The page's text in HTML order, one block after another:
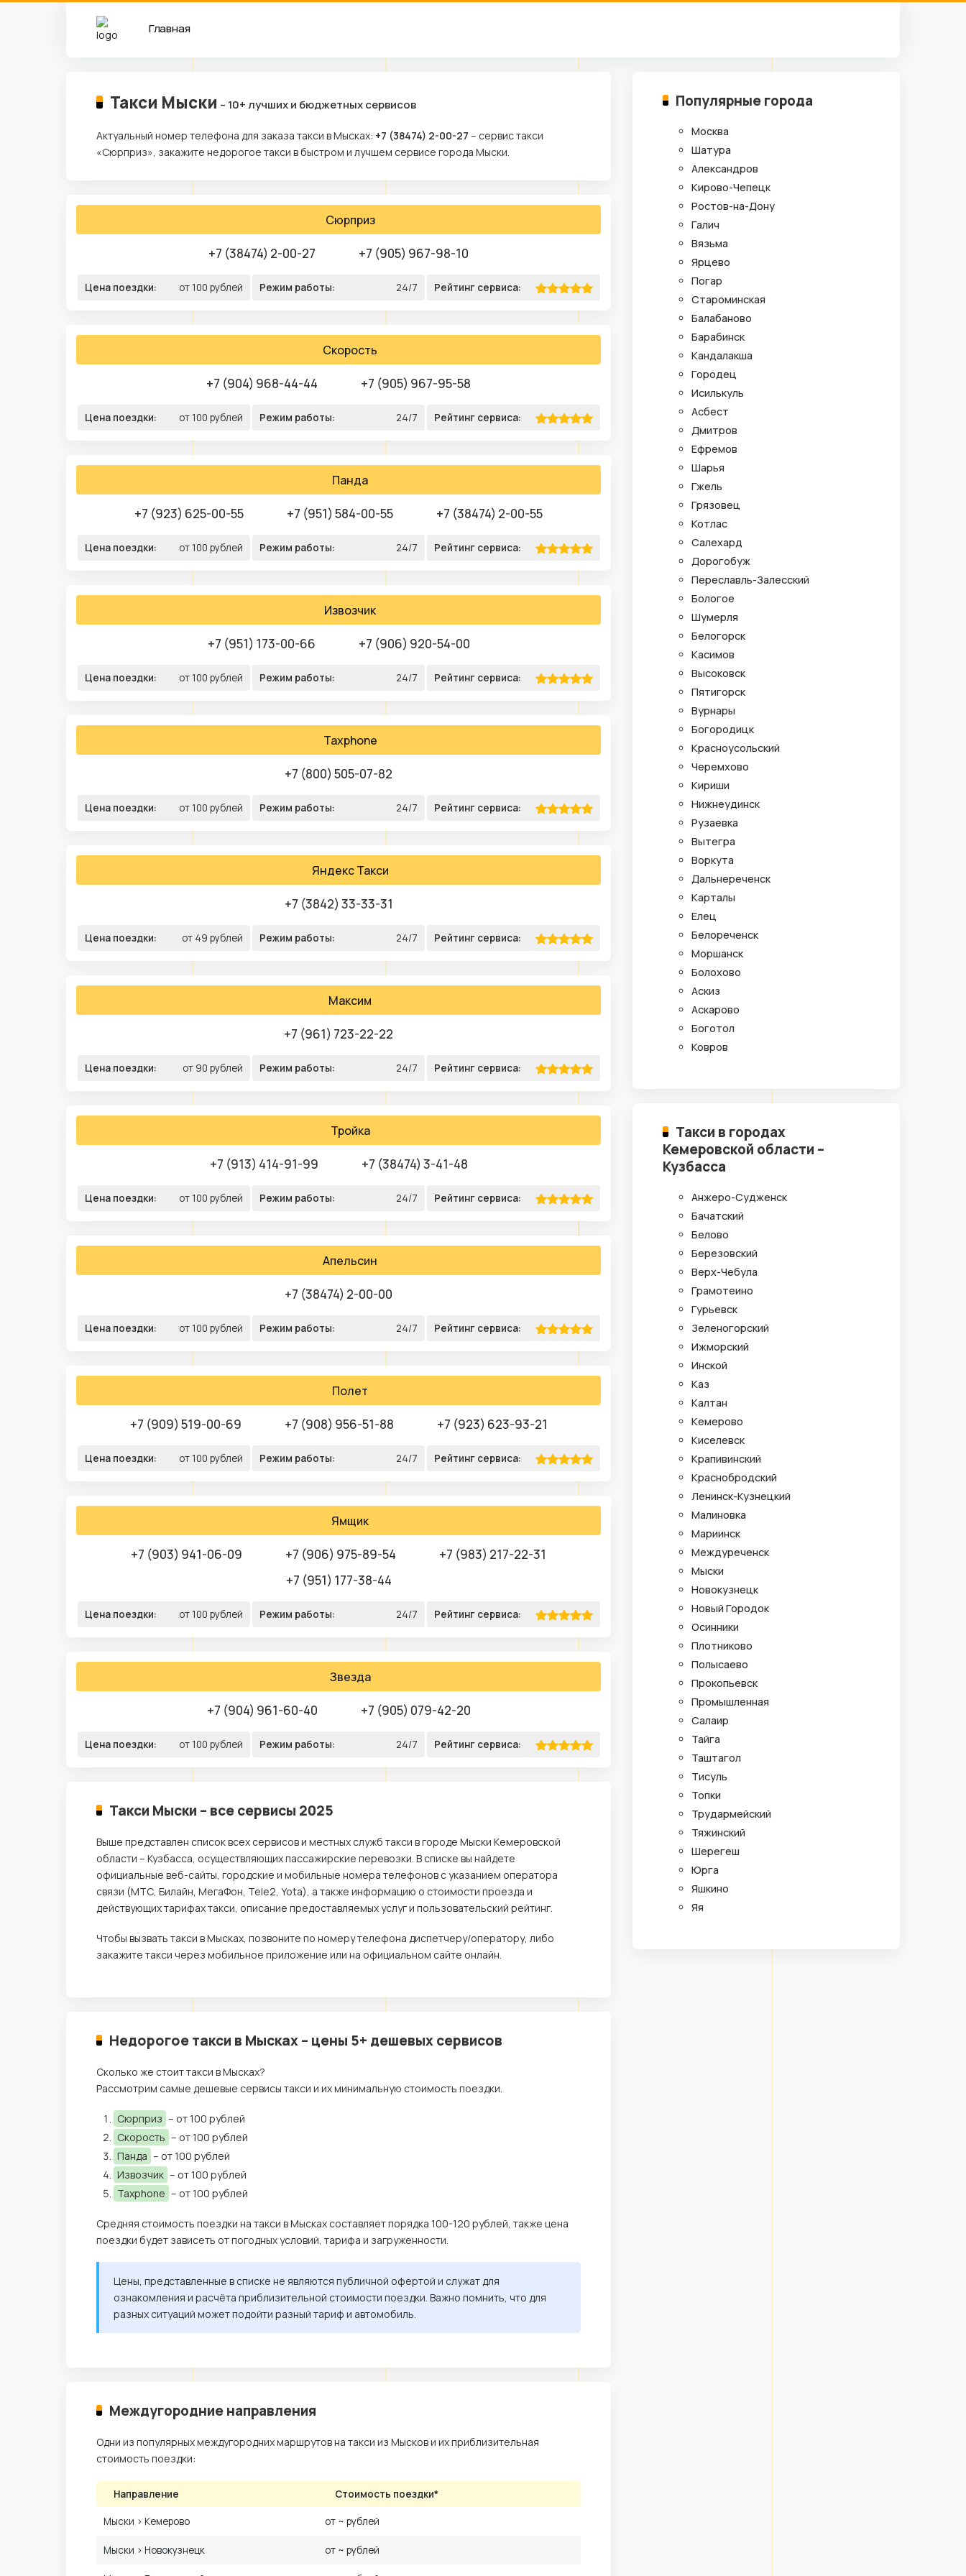
Главная
Такси Мыски – 10+ лучших и бюджетных сервисов
Актуальный номер телефона для заказа такси в Мысках: +7 (38474) 2-00-27 – сервис такси
«Сюрприз», закажите недорогое такси в быстром и лучшем сервисе города Мыски.
Сюрприз
+7 (38474) 2-00-27 +7 (905) 967-98-10
Цена поездки: от 100 рублей Режим работы: 24/7 Рейтинг сервиса:
Скорость
+7 (904) 968-44-44 +7 (905) 967-95-58
Цена поездки: от 100 рублей Режим работы: 24/7 Рейтинг сервиса:
Панда
+7 (923) 625-00-55 +7 (951) 584-00-55 +7 (38474) 2-00-55
Цена поездки: от 100 рублей Режим работы: 24/7 Рейтинг сервиса:
Извозчик
+7 (951) 173-00-66 +7 (906) 920-54-00
Цена поездки: от 100 рублей Режим работы: 24/7 Рейтинг сервиса:
Taxphone
+7 (800) 505-07-82
Цена поездки: от 100 рублей Режим работы: 24/7 Рейтинг сервиса:
Яндекс Такси
+7 (3842) 33-33-31
Цена поездки: от 49 рублей Режим работы: 24/7 Рейтинг сервиса:
Максим
+7 (961) 723-22-22
Цена поездки: от 90 рублей Режим работы: 24/7 Рейтинг сервиса:
Тройка
+7 (913) 414-91-99 +7 (38474) 3-41-48
Цена поездки: от 100 рублей Режим работы: 24/7 Рейтинг сервиса:
Апельсин
+7 (38474) 2-00-00
Цена поездки: от 100 рублей Режим работы: 24/7 Рейтинг сервиса:
Полет
+7 (909) 519-00-69 +7 (908) 956-51-88 +7 (923) 623-93-21
Цена поездки: от 100 рублей Режим работы: 24/7 Рейтинг сервиса:
Ямщик
+7 (903) 941-06-09 +7 (906) 975-89-54
+7 (983) 217-22-31
+7 (951) 177-38-44
Цена поездки: от 100 рублей Режим работы: 24/7 Рейтинг сервиса:
Звезда
+7 (904) 961-60-40 +7 (905) 079-42-20
Цена поездки: от 100 рублей Режим работы: 24/7 Рейтинг сервиса:
Такси Мыски – все сервисы 2025
Выше представлен список всех сервисов и местных служб такси в городе Мыски Кемеровской
области – Кузбасса, осуществляющих пассажирские перевозки. В списке вы найдете
официальные веб-сайты, городские и мобильные номера телефонов с указанием оператора
связи (МТС, Билайн, МегаФон, Tele2, Yota), а также информацию о стоимости проезда и
действующих тарифах такси, описание предоставляемых услуг и пользовательский рейтинг.
Чтобы вызвать такси в Мысках, позвоните по номеру телефона диспетчеру/оператору, либо
закажите такси через мобильное приложение или на официальном сайте онлайн.
Недорогое такси в Мысках – цены 5+ дешевых сервисов
Сколько же стоит такси в Мысках?
Рассмотрим самые дешевые сервисы такси и их минимальную стоимость поездки.
Сюрприз – от 100 рублей
Скорость – от 100 рублей
Панда – от 100 рублей
Извозчик – от 100 рублей
Taxphone – от 100 рублей
Средняя стоимость поездки на такси в Мысках составляет порядка 100-120 рублей, также цена
поездки будет зависеть от погодных условий, тарифа и загруженности.
Цены, представленные в списке не являются публичной офертой и служат для
ознакомления и расчёта приблизительной стоимости поездки. Важно помнить, что для
разных ситуаций может подойти разный тариф и автомобиль.
Междугородние направления
Одни из популярных междугородних маршрутов на такси из Мысков и их приблизительная
стоимость поездки:
Направление Стоимость поездки*
Мыски › Кемерово от ~ рублей
Мыски › Новокузнецк от ~ рублей
Популярные города
Москва
Шатура
Александров
Кирово-Чепецк
Ростов-на-Дону
Галич
Вязьма
Ярцево
Погар
Староминская
Балабаново
Барабинск
Кандалакша
Городец
Исилькуль
Асбест
Дмитров
Ефремов
Шарья
Гжель
Грязовец
Котлас
Салехард
Дорогобуж
Переславль-Залесский
Бологое
Шумерля
Белогорск
Касимов
Высоковск
Пятигорск
Вурнары
Богородицк
Красноусольский
Черемхово
Кириши
Нижнеудинск
Рузаевка
Вытегра
Воркута
Дальнереченск
Карталы
Елец
Белореченск
Моршанск
Болохово
Аскиз
Аскарово
Боготол
Ковров
Такси в городах
Кемеровской области –
Кузбасса
Анжеро-Судженск
Бачатский
Белово
Березовский
Верх-Чебула
Грамотеино
Гурьевск
Зеленогорский
Ижморский
Инской
Каз
Калтан
Кемерово
Киселевск
Крапивинский
Краснобродский
Ленинск-Кузнецкий
Малиновка
Мариинск
Междуреченск
Мыски
Новокузнецк
Новый Городок
Осинники
Плотниково
Полысаево
Прокопьевск
Промышленная
Салаир
Тайга
Таштагол
Тисуль
Топки
Трудармейский
Тяжинский
Шерегеш
Юрга
Яшкино
Яя